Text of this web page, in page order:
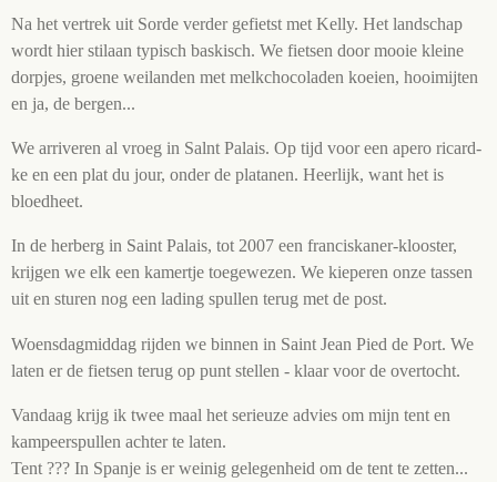
Na het vertrek uit Sorde verder gefietst met Kelly. Het landschap
wordt hier stilaan typisch baskisch. We fietsen door mooie kleine
dorpjes, groene weilanden met melkchocoladen koeien, hooimijten
en ja, de bergen...
We arriveren al vroeg in Salnt Palais. Op tijd voor een apero ricard-
ke en een plat du jour, onder de platanen. Heerlijk, want het is
bloedheet.
In de herberg in Saint Palais, tot 2007 een franciskaner-klooster,
krijgen we elk een kamertje toegewezen. We kieperen onze tassen
uit en sturen nog een lading spullen terug met de post.
Woensdagmiddag rijden we binnen in Saint Jean Pied de Port. We
laten er de fietsen terug op punt stellen - klaar voor de overtocht.
Vandaag krijg ik twee maal het serieuze advies om mijn tent en
kampeerspullen achter te laten.
Tent ??? In Spanje is er weinig gelegenheid om de tent te zetten...